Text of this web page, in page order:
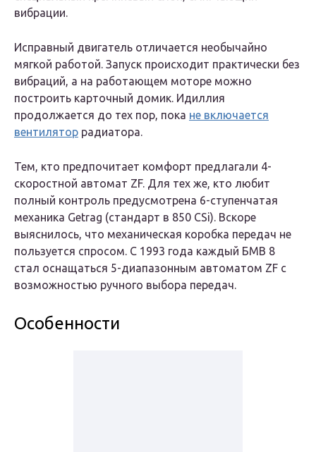
вибрации.
Исправный двигатель отличается необычайно
мягкой работой. Запуск происходит практически без
вибраций, а на работающем моторе можно
построить карточный домик. Идиллия
продолжается до тех пор, пока не включается
вентилятор радиатора.
Тем, кто предпочитает комфорт предлагали 4-
скоростной автомат ZF. Для тех же, кто любит
полный контроль предусмотрена 6-ступенчатая
механика Getrag (стандарт в 850 CSi). Вскоре
выяснилось, что механическая коробка передач не
пользуется спросом. С 1993 года каждый БМВ 8
стал оснащаться 5-диапазонным автоматом ZF с
возможностью ручного выбора передач.
Особенности